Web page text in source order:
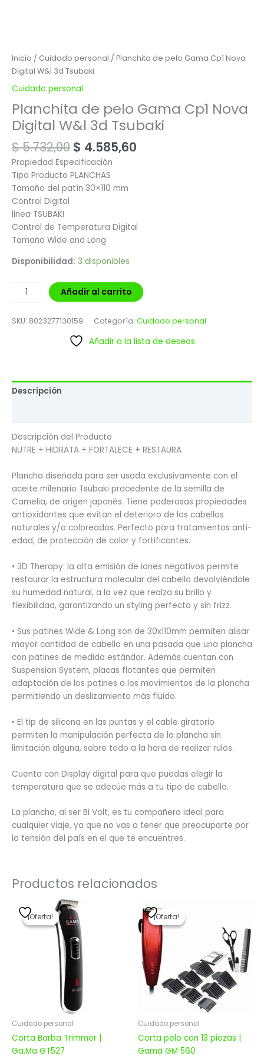
Inicio / Cuidado personal / Planchita de pelo Gama Cp1 Nova
Digital W&l 3d Tsubaki
Cuidado personal
Planchita de pelo Gama Cp1 Nova
Digital W&l 3d Tsubaki
$5.732,00 $ 4.585,60
Propiedad Especificación
Tipo Producto PLANCHAS
Tamaño del patín 30×110 mm
Control Digital
linea TSUBAKI
Control de Temperatura Digital
Tamaño Wide and Long
Disponibilidad: 3 disponibles
Añadir al carrito
SKU: 8023277130159 Categoría: Cuidado personal
Añadir a la lista de deseos
Descripción
Descripción del Producto
NUTRE + HIDRATA + FORTALECE + RESTAURA
Plancha diseñada para ser usada exclusivamente con el
aceite milenario Tsubaki procedente de la semilla de
Camelia, de origen japonés. Tiene poderosas propiedades
antioxidantes que evitan el deterioro de los cabellos
naturales y/o coloreados. Perfecto para tratamientos anti-
edad, de protección de color y fortificantes.
• 3D Therapy: la alta emisión de iones negativos permite
restaurar la estructura molecular del cabello devolviéndole
su humedad natural, a la vez que realza su brillo y
flexibilidad, garantizando un styling perfecto y sin frizz.
• Sus patines Wide & Long son de 30x110mm permiten alisar
mayor cantidad de cabello en una pasada que una plancha
con patines de medida estándar. Además cuentan con
Suspension System, placas flotantes que permiten
adaptación de los patines a los movimientos de la plancha
permitiendo un deslizamiento más fluido.
• El tip de silicona en las puntas y el cable giratorio
permiten la manipulación perfecta de la plancha sin
limitación alguna, sobre todo a la hora de realizar rulos.
Cuenta con Display digital para que puedas elegir la
temperatura que se adecúe más a tu tipo de cabello.
La plancha, al ser Bi Volt, es tu compañera ideal para
cualquier viaje, ya que no vas a tener que preocuparte por
la tensión del país en el que te encuentres.
Productos relacionados
¡Oferta!
¡Oferta!
Cuidado personal
Corta Barba Trimmer |
Ga.Ma GT527
precio
original
era:
$ 1.779,00.
¡Oferta!
¡Oferta!
Cuidado personal
Corta pelo con 13 piezas |
Gama GM 560
precio
original
era:
$ 1.599,20.